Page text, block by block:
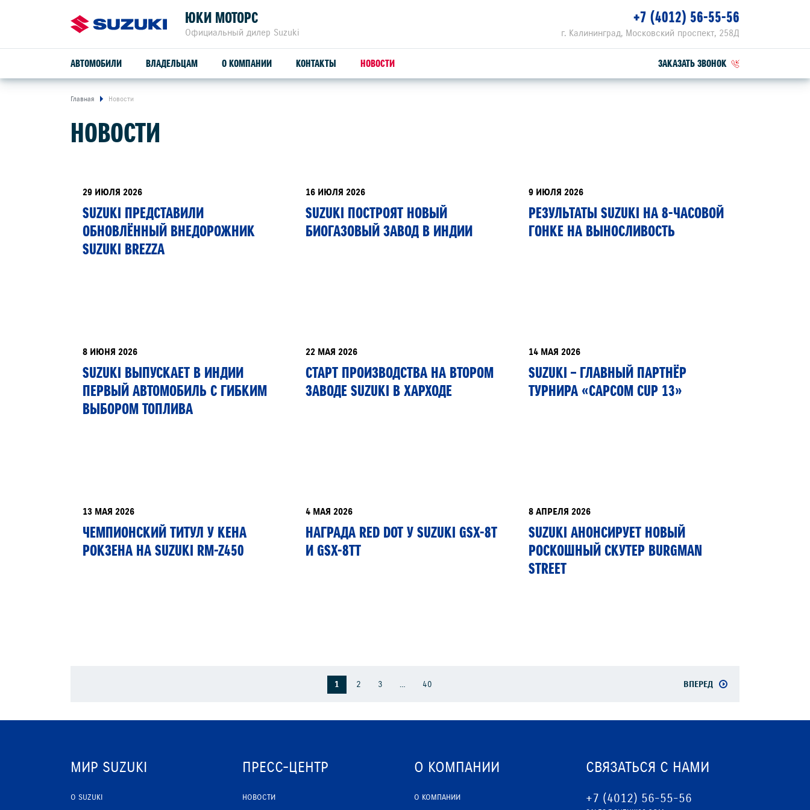
ЮКИ МОТОРС
Официальный дилер Suzuki г. Калининград, Московский проспект, 258Д
+7 (4012) 56-55-56
АВТОМОБИЛИ
SUZUKI VITARA
расход от
4,9 л/100 км
привод
2WD, ALLGRIP 4WD
VITARA JIMNY
ВЛАДЕЛЬЦАМ
ОБСЛУЖИВАНИЕ И РЕМОНТ
ГАРАНТИЙНОЕ ОБСЛУЖИВАНИЕ
ПОМОЩЬ НА ДОРОГЕ
КУЗОВНЫЕ ЗАПЧАСТИ И РЕМОНТ
УЗНАТЬ СТОИМОСТЬ ДЕТАЛИ
О КОМПАНИИ КОНТАКТЫ НОВОСТИ ЗАКАЗАТЬ ЗВОНОК
Главная Новости
НОВОСТИ
29 ИЮЛЯ 2026
SUZUKI ПРЕДСТАВИЛИ
ОБНОВЛЁННЫЙ ВНЕДОРОЖНИК
SUZUKI BREZZA
16 ИЮЛЯ 2026
SUZUKI ПОСТРОЯТ НОВЫЙ
БИОГАЗОВЫЙ ЗАВОД В ИНДИИ
9 ИЮЛЯ 2026
РЕЗУЛЬТАТЫ SUZUKI НА 8-ЧАСОВОЙ
ГОНКЕ НА ВЫНОСЛИВОСТЬ
8 ИЮНЯ 2026
SUZUKI ВЫПУСКАЕТ В ИНДИИ
ПЕРВЫЙ АВТОМОБИЛЬ С ГИБКИМ
ВЫБОРОМ ТОПЛИВА
22 МАЯ 2026
СТАРТ ПРОИЗВОДСТВА НА ВТОРОМ
ЗАВОДЕ SUZUKI В ХАРХОДЕ
14 МАЯ 2026
SUZUKI – ГЛАВНЫЙ ПАРТНЁР
ТУРНИРА «CAPCOM CUP 13»
13 МАЯ 2026
ЧЕМПИОНСКИЙ ТИТУЛ У КЕНА
РОКЗЕНА НА SUZUKI RM-Z450
4 МАЯ 2026
НАГРАДА RED DOT У SUZUKI GSX-8T
И GSX-8TT
8 АПРЕЛЯ 2026
SUZUKI АНОНСИРУЕТ НОВЫЙ
РОСКОШНЫЙ СКУТЕР BURGMAN
STREET
1 2 3 … 40 ВПЕРЕД
МИР SUZUKI
О SUZUKI
ПРЕСС-ЦЕНТР
НОВОСТИ
О КОМПАНИИ
О КОМПАНИИ
СВЯЗАТЬСЯ С НАМИ
+7 (4012) 56-55-56